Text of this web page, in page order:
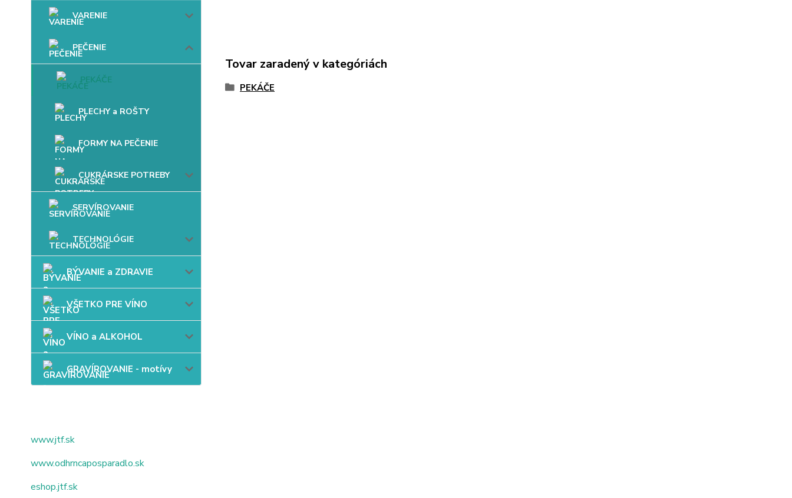
VARENIE
PEČENIE
PEKÁČE
PLECHY a ROŠTY
FORMY NA PEČENIE
CUKRÁRSKE POTREBY
SERVÍROVANIE
TECHNOLÓGIE
BÝVANIE a ZDRAVIE
VŠETKO PRE VÍNO
VÍNO a ALKOHOL
GRAVÍROVANIE - motívy
www.jtf.sk
www.odhrncaposparadlo.sk
eshop.jtf.sk
Tovar zaradený v kategóriách
PEKÁČE